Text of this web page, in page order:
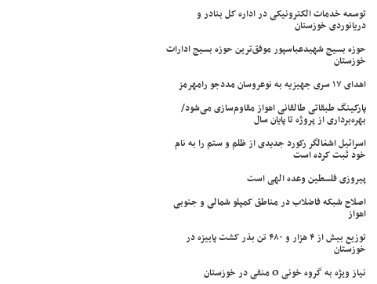
توسعه خدمات الکترونیکی در اداره کل بنادر و
دریانوردی خوزستان
حوزه بسیج شهیدعباسپور موفق‌ترین حوزه بسیج ادارات
خوزستان
اهدای ۱۷ سری جهیزیه به نوعروسان مددجو رامهرمز
پارکینگ طبقاتی طالقانی اهواز مقاوم‌سازی می‌شود/
بهره‌برداری از پروژه تا پایان سال
اسرائیل اشغالگر رکورد جدیدی از ظلم و ستم را به نام
خود ثبت کرده است
پیروزی فلسطین وعده الهی است
اصلاح شبکه فاضلاب در مناطق کمپلو شمالی و جنوبی
اهواز
توزیع بیش از ۴ هزار و ۴۸۰ تن بذر کشت پاییزه در
خوزستان
نیاز ویژه به گروه خونی O منفی در خوزستان